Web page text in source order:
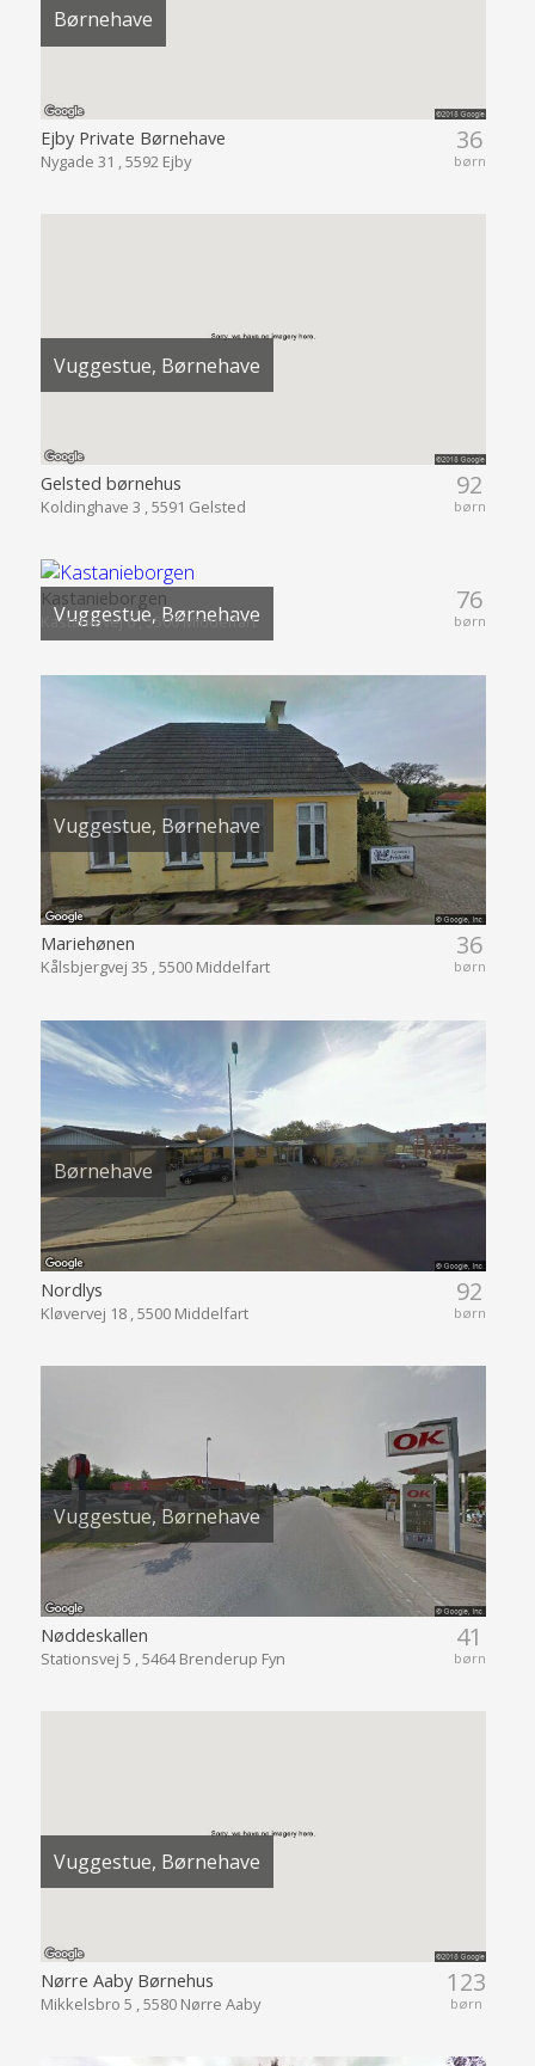
Børnehave
36
børn
Ejby Private Børnehave
Nygade 31 , 5592 Ejby
Vuggestue, Børnehave
92
børn
Gelsted børnehus
Koldinghave 3 , 5591 Gelsted
Vuggestue, Børnehave 76
børn
Kastanieborgen
Kastanievej 6 , 5500 Middelfart
Vuggestue, Børnehave
36
børn
Mariehønen
Kålsbjergvej 35 , 5500 Middelfart
Børnehave
92
børn
Nordlys
Kløvervej 18 , 5500 Middelfart
Vuggestue, Børnehave
41
børn
Nøddeskallen
Stationsvej 5 , 5464 Brenderup Fyn
Vuggestue, Børnehave
123
børn
Nørre Aaby Børnehus
Mikkelsbro 5 , 5580 Nørre Aaby